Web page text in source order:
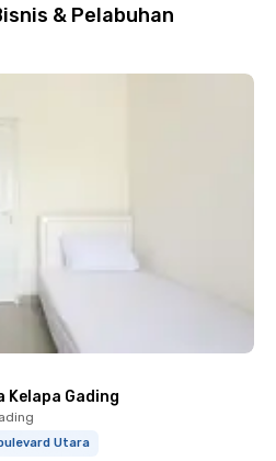
& Pelabuhan
Kelapa Gading
Utara